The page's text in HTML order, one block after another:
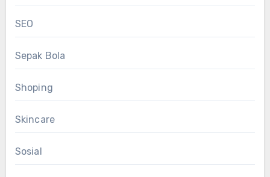
SEO
Sepak Bola
Shoping
Skincare
Sosial